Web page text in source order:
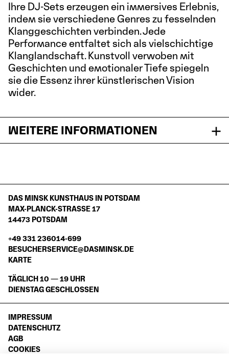
Ihre DJ-Sets erzeugen ein immersives Erlebnis,
indem sie verschiedene Genres zu fesselnden
Klanggeschichten verbinden. Jede
Performance entfaltet sich als vielschichtige
Klanglandschaft. Kunstvoll verwoben mit
Geschichten und emotionaler Tiefe spiegeln
sie die Essenz ihrer künstlerischen Vision
wider.
WEITERE INFORMATIONEN
DAS MINSK KUNSTHAUS IN POTSDAM
MAX-PLANCK-STRASSE 17
14473 POTSDAM
+49 331 236014-699
BESUCHERSERVICE@DASMINSK.DE
KARTE
TÄGLICH 10 — 19 UHR
DIENSTAG GESCHLOSSEN
IMPRESSUM
DATENSCHUTZ
AGB
COOKIES